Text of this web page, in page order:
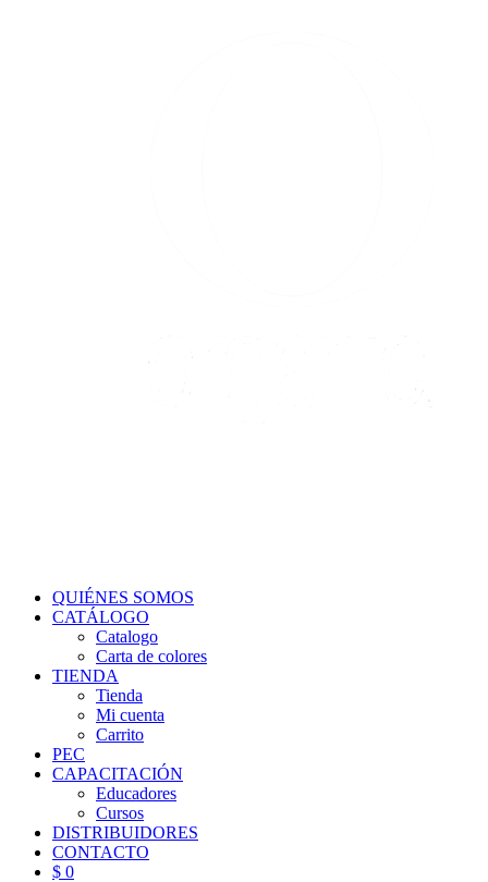
QUIÉNES SOMOS
CATÁLOGO
Catalogo
Carta de colores
TIENDA
Tienda
Mi cuenta
Carrito
PEC
CAPACITACIÓN
Educadores
Cursos
DISTRIBUIDORES
CONTACTO
$ 0